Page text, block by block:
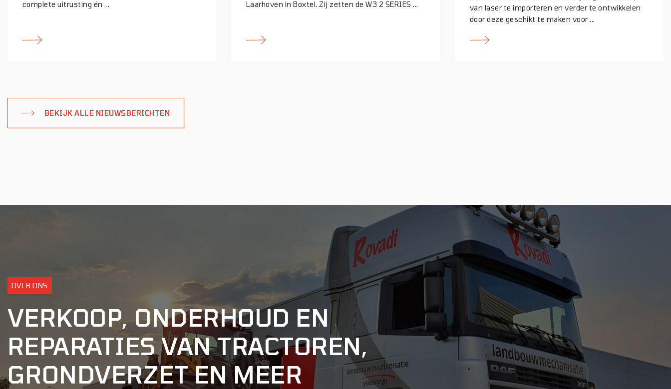
complete uitrusting én ...
Laarhoven in Boxtel. Zij zetten de W3 2 SERIES ...
van laser te importeren en verder te ontwikkelen
door deze geschikt te maken voor ...
BEKIJK ALLE NIEUWSBERICHTEN
OVER ONS
VERKOOP, ONDERHOUD EN
REPARATIES VAN TRACTOREN,
GRONDVERZET EN MEER